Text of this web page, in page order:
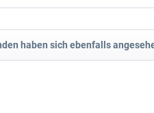
haben sich ebenfalls